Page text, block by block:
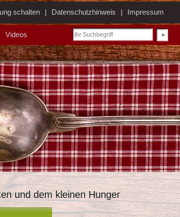
schalten Datenschutzhinweis Impressum
Videos
und dem kleinen Hunger